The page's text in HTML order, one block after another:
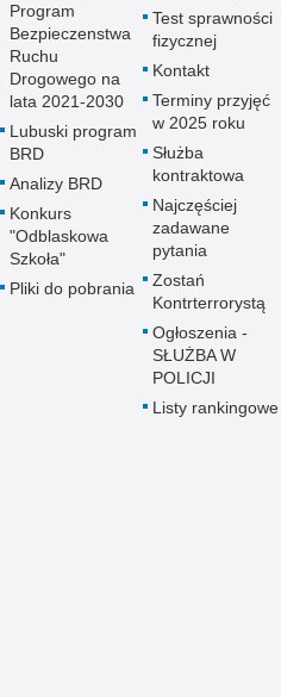
Program
Bezpieczenstwa
Ruchu
Drogowego na
lata 2021-2030
Lubuski program
BRD
Analizy BRD
Konkurs
"Odblaskowa
Szkoła"
Pliki do pobrania
Test sprawności
fizycznej
Kontakt
Terminy przyjęć
w 2025 roku
Służba
kontraktowa
Najczęściej
zadawane
pytania
Zostań
Kontrterrorystą
Ogłoszenia -
SŁUŻBA W
POLICJI
Listy rankingowe